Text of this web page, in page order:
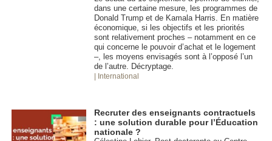
dans une certaine mesure, les programmes de
Donald Trump et de Kamala Harris. En matière
économique, si les objectifs et les priorités
sont relativement proches – notamment en ce
qui concerne le pouvoir d’achat et le logement
–, les moyens envisagés sont à l’opposé l’un
de l’autre. Décryptage.
| International
Recruter des enseignants contractuels
: une solution durable pour l’Éducation
nationale ?